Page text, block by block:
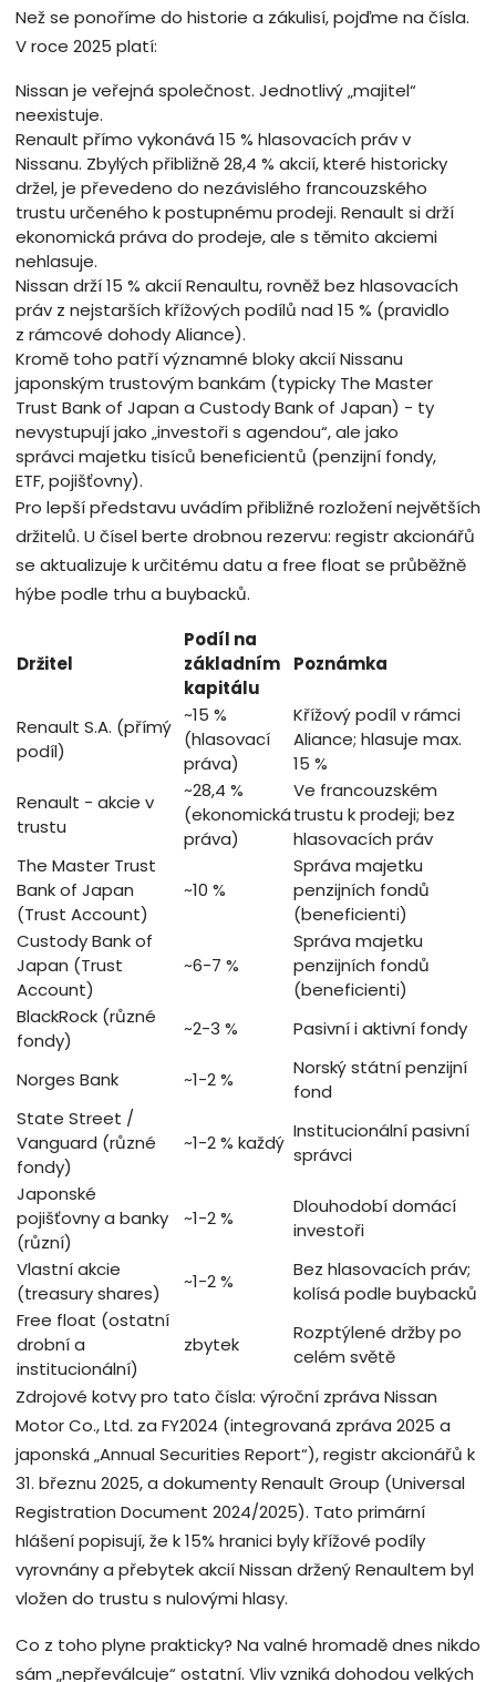
Než se ponoříme do historie a zákulisí, pojďme na čísla.
V roce 2025 platí:
Nissan je veřejná společnost. Jednotlivý „majitel“
neexistuje.
Renault přímo vykonává 15 % hlasovacích práv v
Nissanu. Zbylých přibližně 28,4 % akcií, které historicky
držel, je převedeno do nezávislého francouzského
trustu určeného k postupnému prodeji. Renault si drží
ekonomická práva do prodeje, ale s těmito akciemi
nehlasuje.
Nissan drží 15 % akcií Renaultu, rovněž bez hlasovacích
práv z nejstarších křížových podílů nad 15 % (pravidlo
z rámcové dohody Aliance).
Kromě toho patří významné bloky akcií Nissanu
japonským trustovým bankám (typicky The Master
Trust Bank of Japan a Custody Bank of Japan) - ty
nevystupují jako „investoři s agendou“, ale jako
správci majetku tisíců beneficientů (penzijní fondy,
ETF, pojišťovny).
Pro lepší představu uvádím přibližné rozložení největších
držitelů. U čísel berte drobnou rezervu: registr akcionářů
se aktualizuje k určitému datu a free float se průběžně
hýbe podle trhu a buybacků.
Držitel
Podíl na
základním
kapitálu
Poznámka
Renault S.A. (přímý
podíl)
~15 %
(hlasovací
práva)
Křížový podíl v rámci
Aliance; hlasuje max.
15 %
Renault - akcie v
trustu
~28,4 %
(ekonomická
práva)
Ve francouzském
trustu k prodeji; bez
hlasovacích práv
The Master Trust
Bank of Japan
(Trust Account)
~10 %
Správa majetku
penzijních fondů
(beneficienti)
Custody Bank of
Japan (Trust
Account)
~6-7 %
Správa majetku
penzijních fondů
(beneficienti)
BlackRock (různé
fondy)
~2-3 % Pasivní i aktivní fondy
Norges Bank ~1-2 %
Norský státní penzijní
fond
State Street /
Vanguard (různé
fondy)
~1-2 % každý
Institucionální pasivní
správci
Japonské
pojišťovny a banky
(různí)
~1-2 %
Dlouhodobí domácí
investoři
Vlastní akcie
(treasury shares)
~1-2 %
Bez hlasovacích práv;
kolísá podle buybacků
Free float (ostatní
drobní a
institucionální)
zbytek
Rozptýlené držby po
celém světě
Zdrojové kotvy pro tato čísla: výroční zpráva Nissan
Motor Co., Ltd. za FY2024 (integrovaná zpráva 2025 a
japonská „Annual Securities Report“), registr akcionářů k
31. březnu 2025, a dokumenty Renault Group (Universal
Registration Document 2024/2025). Tato primární
hlášení popisují, že k 15% hranici byly křížové podíly
vyrovnány a přebytek akcií Nissan držený Renaultem byl
vložen do trustu s nulovými hlasy.
Co z toho plyne prakticky? Na valné hromadě dnes nikdo
sám „nepřeválcuje“ ostatní. Vliv vzniká dohodou velkých